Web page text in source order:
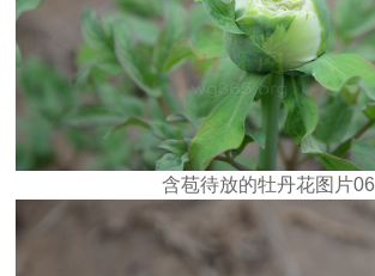
含苞待放的牡丹花图片06